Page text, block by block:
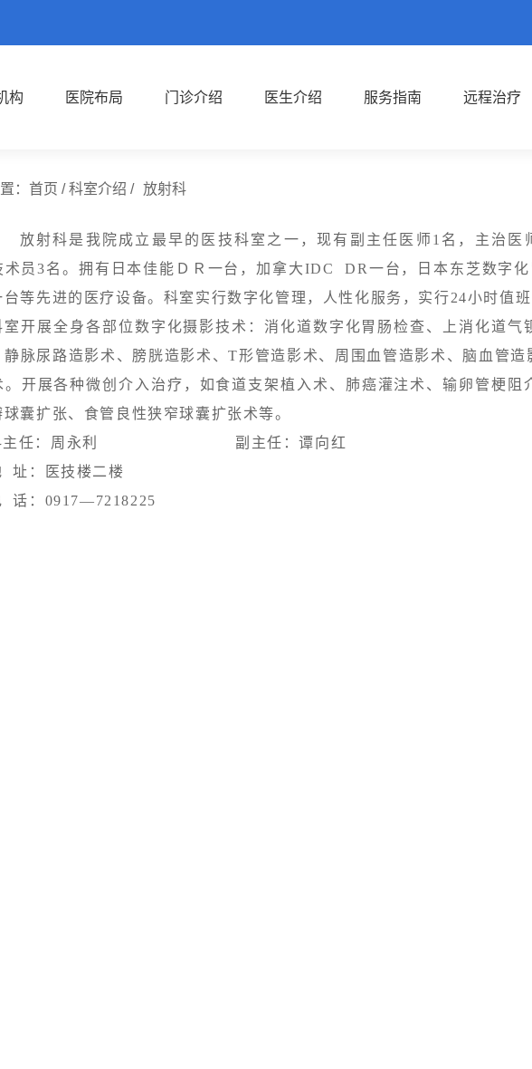
构 医院布局 门诊介绍 医生介绍 服务指南 远程治疗
： 首页 /科室介绍 / 放射科
射科是我院成立最早的医技科室之一，现有副主任医师1名，主治医
术员3名。拥有日本佳能ＤＲ一台，加拿大IDC DR一台，日本东芝数字
台等先进的医疗设备。科室实行数字化管理，人性化服务，实行24小时值班
展全身各部位数字化摄影技术：消化道数字化胃肠检查、上消化道气
静脉尿路造影术、膀胱造影术、T形管造影术、周围血管造影术、脑血管
。开展各种微创介入治疗，如食道支架植入术、肺癌灌注术、输卵管梗阻
球囊扩张、食管良性狭窄球囊扩张术等。
任：周永利 副主任：谭向红
：医技楼二楼
：0917—7218225